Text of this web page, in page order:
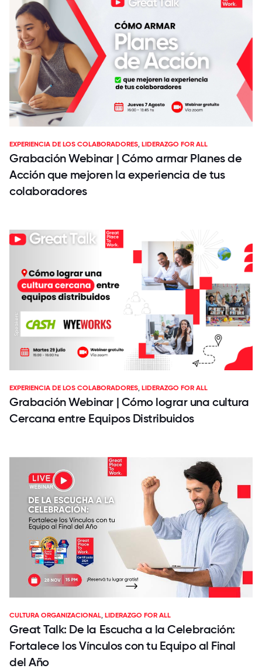
EXPERIENCIA DE LOS COLABORADORES,LIDERAZGO FOR ALL
Grabación Webinar | Cómo armar Planes de
Acción que mejoren la experiencia de tus
colaboradores
EXPERIENCIA DE LOS COLABORADORES,LIDERAZGO FOR ALL
Grabación Webinar | Cómo lograr una cultura
Cercana entre Equipos Distribuidos
CULTURA ORGANIZACIONAL,LIDERAZGO FOR ALL
Great Talk: De la Escucha a la Celebración:
Fortalece los Vínculos con tu Equipo al Final
del Año